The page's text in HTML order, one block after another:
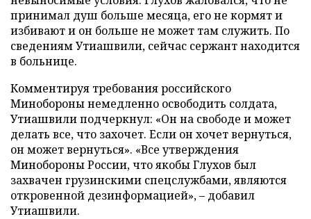
принимал душ больше месяца, его не кормят и
избивают и он больше не может там служить. По
сведениям Утиашвили, сейчас сержант находится
в больнице.
Комментируя требования российского
Минобороны немедленно освободить солдата,
Утиашвили подчеркнул: «Он на свободе и может
делать все, что захочет. Если он хочет вернуться,
он может вернуться». «Все утверждения
Минобороны России, что якобы Глухов был
захвачен грузинскими спецслужбами, являются
откровенной дезинформацией», – добавил
Утиашвили.